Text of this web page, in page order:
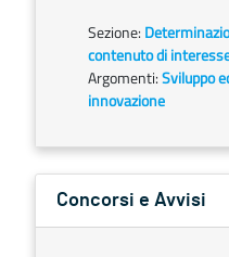
Sezione:
contenuto di
Argomenti:Sviluppo
innovazione
Concorsi e Avvisi